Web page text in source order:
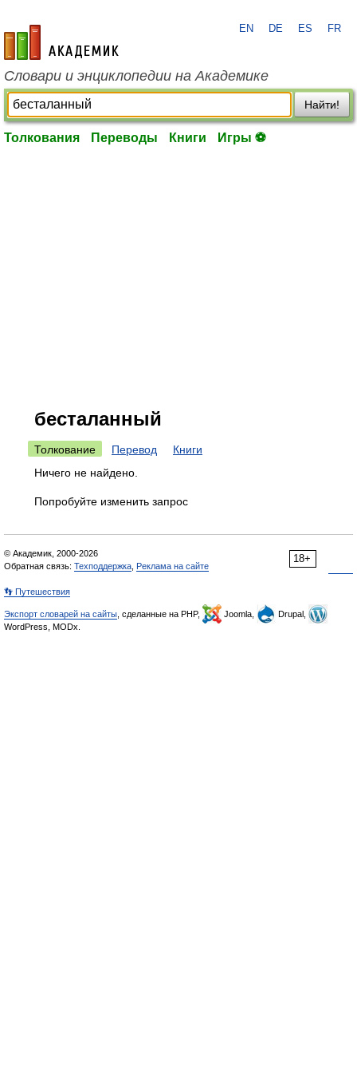
academic.ru
EN DE ES FR
Словари и энциклопедии на Академике
Найти!
Толкования Переводы Книги Игры ⚽
бесталанный
Толкование Перевод
Книги
Ничего не найдено.
Попробуйте изменить запрос
18+
© Академик, 2000-2026
Обратная связь: Техподдержка Реклама на сайте
👣 Путешествия
Экспорт словарей на сайты , сделанные на PHP, Joomla,
Drupal,
WordPress, MODx.